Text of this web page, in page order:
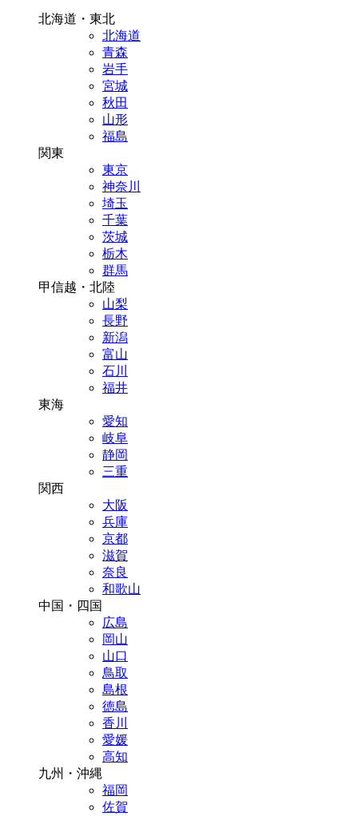
北海道・東北
北海道
青森
岩手
宮城
秋田
山形
福島
関東
東京
神奈川
埼玉
千葉
茨城
栃木
群馬
甲信越・北陸
山梨
長野
新潟
富山
石川
福井
東海
愛知
岐阜
静岡
三重
関西
大阪
兵庫
京都
滋賀
奈良
和歌山
中国・四国
広島
岡山
山口
鳥取
島根
徳島
香川
愛媛
高知
九州・沖縄
福岡
佐賀